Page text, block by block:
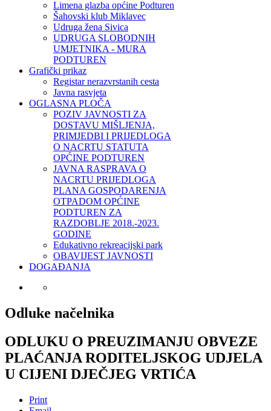
Limena glazba općine Podturen
Šahovski klub Miklavec
Udruga žena Sivica
UDRUGA SLOBODNIH
UMJETNIKA - MURA
PODTUREN
Grafički prikaz
Registar nerazvrstanih cesta
Javna rasvjeta
OGLASNA PLOČA
POZIV JAVNOSTI ZA
DOSTAVU MIŠLJENJA,
PRIMJEDBI I PRIJEDLOGA
O NACRTU STATUTA
OPĆINE PODTUREN
JAVNA RASPRAVA O
NACRTU PRIJEDLOGA
PLANA GOSPODARENJA
OTPADOM OPĆINE
PODTUREN ZA
RAZDOBLJE 2018.-2023.
GODINE
Edukativno rekreacijski park
OBAVIJEST JAVNOSTI
DOGAĐANJA
Odluke načelnika
ODLUKU O PREUZIMANJU OBVEZE
PLAĆANJA RODITELJSKOG UDJELA
U CIJENI DJEČJEG VRTIĆA
Print